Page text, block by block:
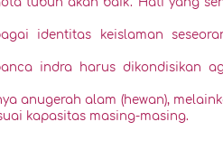
identitas keislaman
indra harus dikondisikan
anugerah alam (hewan),
kapasitas masing-masing.